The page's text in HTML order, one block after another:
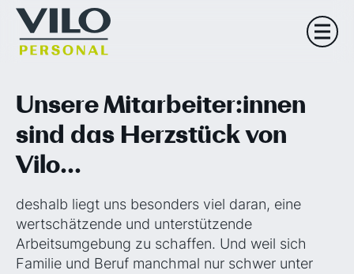
Unsere Mitarbeiter:innen
sind das Herzstück von
Vilo...
deshalb liegt uns besonders viel daran, eine
wertschätzende und unterstützende
Arbeitsumgebung zu schaffen. Und weil sich
Familie und Beruf manchmal nur schwer unter